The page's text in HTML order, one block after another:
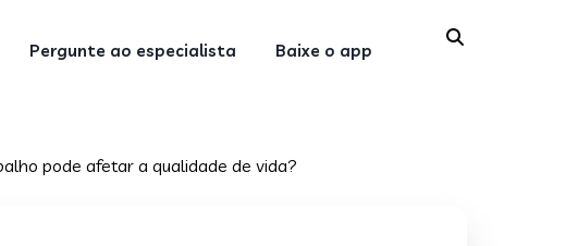
Pergunte ao especialista Baixe o app
pode afetar a qualidade de vida?